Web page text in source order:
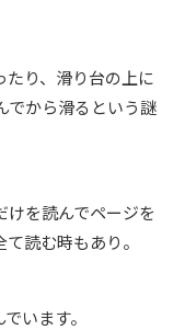
り、滑り台の上に
でから滑るという謎
を読んでページを
読む時もあり。
います。